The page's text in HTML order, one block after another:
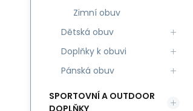
Zimní obuv
Dětská obuv
Doplňky k obuvi
Pánská obuv
SPORTOVNÍ A OUTDOOR
DOPLŇKY